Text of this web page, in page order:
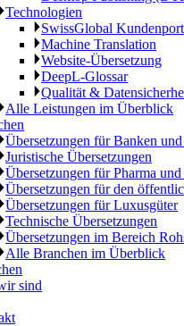
Technologien
SwissGlobal
Machine Translation
Website-Übersetzung
DeepL-Glossar
Qualität &
Alle Leistungen im Überblick
Übersetzungen für Banken
Juristische Übersetzungen
Übersetzungen für Pharma
Übersetzungen für den
Übersetzungen für Luxusgüter
Technische Übersetzungen
Übersetzungen im Bereich
Alle Branchen im Überblick
sind